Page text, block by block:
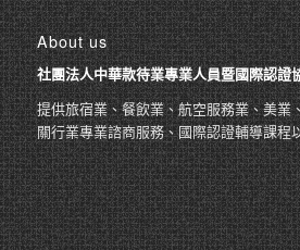
About us
社團法人中華款待業專業人員暨國際認證
提供旅宿業、餐飲業、航空服務業、美業
關行業專業諮商服務、國際認證輔導課程